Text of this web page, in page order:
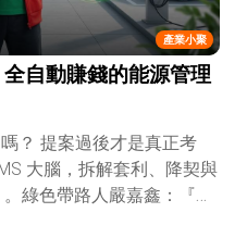
產業小聚
自動賺錢的能源管理
？ 提案過後才是真正考
大腦，拆解套利、降契與
綠色帶路人嚴嘉鑫：『會